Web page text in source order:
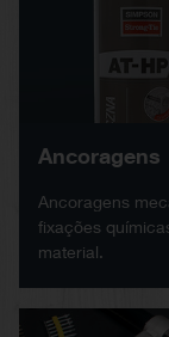
Ancoragens
Ancoragens
fixações
material.